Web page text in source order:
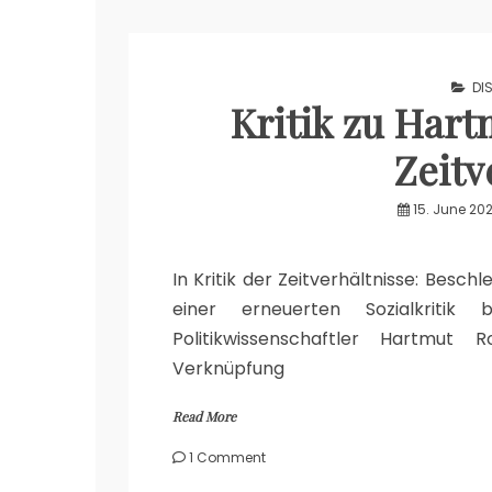
Kritik zu
15. June
In Kritik der Zeitverhältnisse:
einer erneuerten Sozialkritik
Politikwissenschaftler Hartmut
Verknüpfung
Read More
1 Commenton